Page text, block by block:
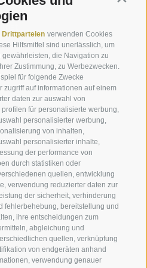
Drittparteien verwenden Cookies
Hilfsmittel sind unerlässlich, um
die Navigation zu
Zustimmung, zu Werbezwecken.
für folgende Zwecke
zugriff auf informationen auf einem
daten zur auswahl von
für personalisierte werbung,
personalisierter werbung,
von inhalten,
personalisierter inhalte,
der performance von
durch statistiken oder
quellen, entwicklung
verwendung reduzierter daten zur
der sicherheit, verhinderung
fehlerbehebung, bereitstellung und
ihre entscheidungen zum
abgleichung und
quellen, verknüpfung
von endgeräten anhand
verwendung genauer